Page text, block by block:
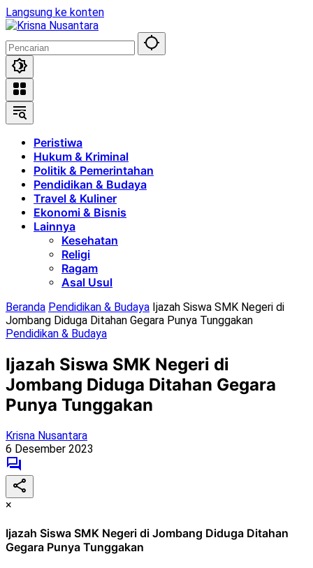
Langsung ke konten
Peristiwa
Hukum & Kriminal
Politik & Pemerintahan
Pendidikan & Budaya
Travel & Kuliner
Ekonomi & Bisnis
Lainnya
Kesehatan
Religi
Ragam
Asal Usul
Beranda Pendidikan & Budaya Ijazah Siswa SMK Negeri di
Jombang Diduga Ditahan Gegara Punya Tunggakan
Pendidikan & Budaya
Ijazah Siswa SMK Negeri di
Jombang Diduga Ditahan Gegara
Punya Tunggakan
Krisna Nusantara
6 Desember 2023
×
Ijazah Siswa SMK Negeri di Jombang Diduga Ditahan
Gegara Punya Tunggakan